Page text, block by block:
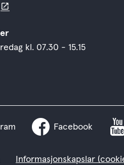
kl. 07.30 - 15.15
Facebook
Informasjonskapslar